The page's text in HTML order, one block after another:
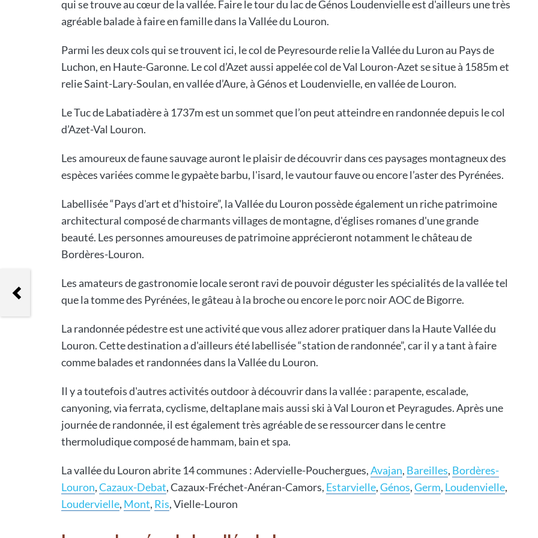
qui se trouve au cœur de la vallée. Faire le tour du lac de Génos Loudenvielle est d'ailleurs une très
agréable balade à faire en famille dans la Vallée du Louron.
Parmi les deux cols qui se trouvent ici, le col de Peyresourde relie la Vallée du Luron au Pays de
Luchon, en Haute-Garonne. Le col d’Azet aussi appelée col de Val Louron-Azet se situe à 1585m et
relie Saint-Lary-Soulan, en vallée d’Aure, à Génos et Loudenvielle, en vallée de Louron.
Le Tuc de Labatiadère à 1737m est un sommet que l’on peut atteindre en randonnée depuis le col
d’Azet-Val Louron.
Les amoureux de faune sauvage auront le plaisir de découvrir dans ces paysages montagneux des
espèces variées comme le gypaète barbu, l'isard, le vautour fauve ou encore l’aster des Pyrénées.
Labellisée “Pays d'art et d'histoire”, la Vallée du Louron possède également un riche patrimoine
architectural composé de charmants villages de montagne, d'églises romanes d'une grande
beauté. Les personnes amoureuses de patrimoine apprécieront notamment le château de
Bordères-Louron.
Les amateurs de gastronomie locale seront ravi de pouvoir déguster les spécialités de la vallée tel
que la tomme des Pyrénées, le gâteau à la broche ou encore le porc noir AOC de Bigorre.
La randonnée pédestre est une activité que vous allez adorer pratiquer dans la Haute Vallée du
Louron. Cette destination a d'ailleurs été labellisée “station de randonnée”, car il y a tant à faire
comme balades et randonnées dans la Vallée du Louron.
Il y a toutefois d'autres activités outdoor à découvrir dans la vallée : parapente, escalade,
canyoning, via ferrata, cyclisme, deltaplane mais aussi ski à Val Louron et Peyragudes. Après une
journée de randonnée, il est également très agréable de se ressourcer dans le centre
thermoludique composé de hammam, bain et spa.
La vallée du Louron abrite 14 communes : Adervielle-Pouchergues,Avajan, Bareilles, Bordères-
Louron,Cazaux-Debat, Cazaux-Fréchet-Anéran-Camors, Estarvielle,Génos,Germ, Loudenvielle,
Loudervielle, Mont, Ris, Vielle-Louron
Randonnées Vallée de Luz-Saint-
Sauveur